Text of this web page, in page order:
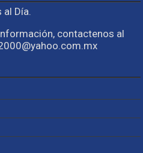
al Día.
contactenos al